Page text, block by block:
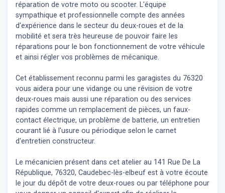
réparation de votre moto ou scooter. L'équipe
sympathique et professionnelle compte des années
d'expérience dans le secteur du deux-roues et de la
mobilité et sera très heureuse de pouvoir faire les
réparations pour le bon fonctionnement de votre véhicule
et ainsi régler vos problèmes de mécanique.
Cet établissement reconnu parmi les garagistes du 76320
vous aidera pour une vidange ou une révision de votre
deux-roues mais aussi une réparation ou des services
rapides comme un remplacement de pièces, un faux-
contact électrique, un problème de batterie, un entretien
courant lié à l'usure ou périodique selon le carnet
d'entretien constructeur.
Le mécanicien présent dans cet atelier au 141 Rue De La
République, 76320, Caudebec-lès-elbeuf est à votre écoute
le jour du dépôt de votre deux-roues ou par téléphone pour